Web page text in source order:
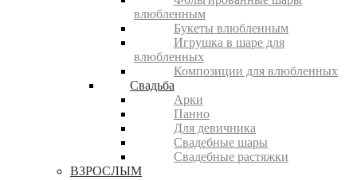
влюбленным
Букеты влюбленным
Игрушка в шаре для
влюбленных
Композиции для влюбленных
Свадьба
Арки
Панно
Для девичника
Свадебные шары
Свадебные растяжки
ВЗРОСЛЫМ